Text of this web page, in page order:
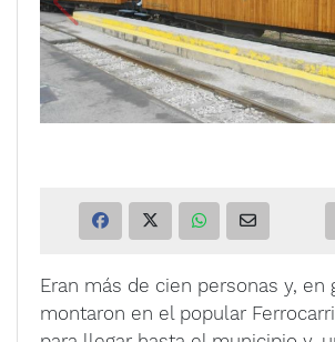
Eran más de cien personas y, en
montaron en el popular